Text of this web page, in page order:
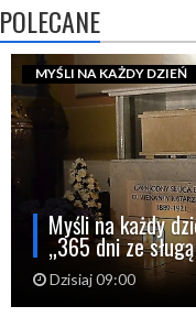
POLECANE
Myśli na każdy
„365 dni ze
Dzisiaj 09:00
MYŚLI NA KAŻDY DZIEŃ